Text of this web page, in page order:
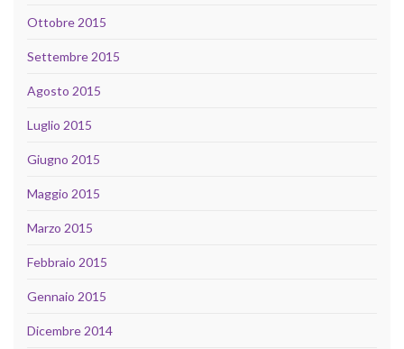
Ottobre 2015
Settembre 2015
Agosto 2015
Luglio 2015
Giugno 2015
Maggio 2015
Marzo 2015
Febbraio 2015
Gennaio 2015
Dicembre 2014